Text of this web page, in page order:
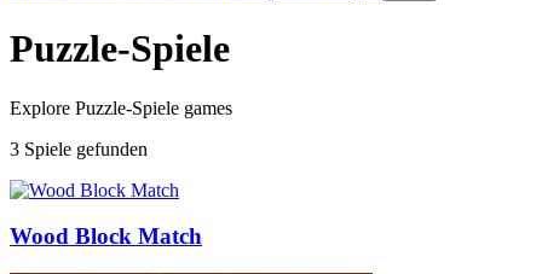
Puzzle-Spiele
Explore Puzzle-Spiele games
3 Spiele gefunden
Wood Block Match